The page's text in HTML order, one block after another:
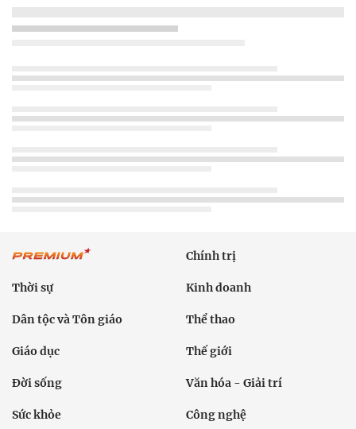
Chính trị
Thời sự Kinh doanh
Dân tộc và Tôn giáo Thể thao
Giáo dục Thế giới
Đời sống Văn hóa - Giải trí
Sức khỏe Công nghệ